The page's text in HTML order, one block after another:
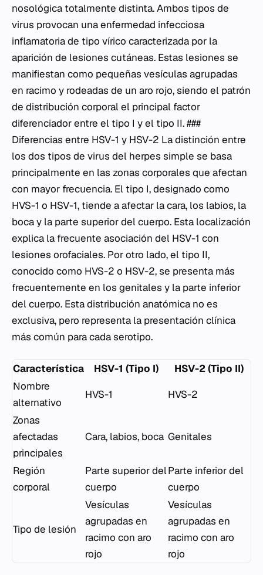
nosológica totalmente distinta. Ambos tipos de
virus provocan una enfermedad infecciosa
inflamatoria de tipo vírico caracterizada por la
aparición de lesiones cutáneas. Estas lesiones se
manifiestan como pequeñas vesículas agrupadas
en racimo y rodeadas de un aro rojo, siendo el patrón
de distribución corporal el principal factor
diferenciador entre el tipo I y el tipo II. ###
Diferencias entre HSV-1 y HSV-2 La distinción entre
los dos tipos de virus del herpes simple se basa
principalmente en las zonas corporales que afectan
con mayor frecuencia. El tipo I, designado como
HVS-1 o HSV-1, tiende a afectar la cara, los labios, la
boca y la parte superior del cuerpo. Esta localización
explica la frecuente asociación del HSV-1 con
lesiones orofaciales. Por otro lado, el tipo II,
conocido como HVS-2 o HSV-2, se presenta más
frecuentemente en los genitales y la parte inferior
del cuerpo. Esta distribución anatómica no es
exclusiva, pero representa la presentación clínica
más común para cada serotipo.
Característica HSV-1 (Tipo I)
HSV-2 (Tipo II)
Nombre
alternativo
HVS-1
HVS-2
Zonas
afectadas
principales
Cara, labios, boca Genitales
Región
corporal
Parte superior del
cuerpo
Parte inferior del
cuerpo
Tipo de lesión
Vesículas
agrupadas en
racimo con aro
rojo
Vesículas
agrupadas en
racimo con aro
rojo